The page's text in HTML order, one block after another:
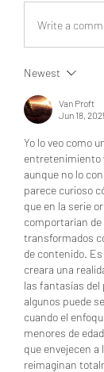
Write a
Newest
Van Proft
Jun 18,
Yo lo veo como
entretenimiento
aunque no lo
parece curioso
que en la serie
comportarían
transformados
de contenido.
creara una
las fantasías del
algunos puede
cuando el
menores de
que envejecen a
reimaginan